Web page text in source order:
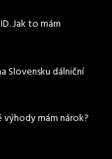
Jak to mám
Slovensku dálniční
výhody mám nárok?